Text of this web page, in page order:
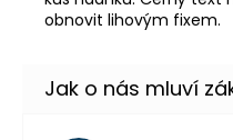
obnovit lihovým fixem.